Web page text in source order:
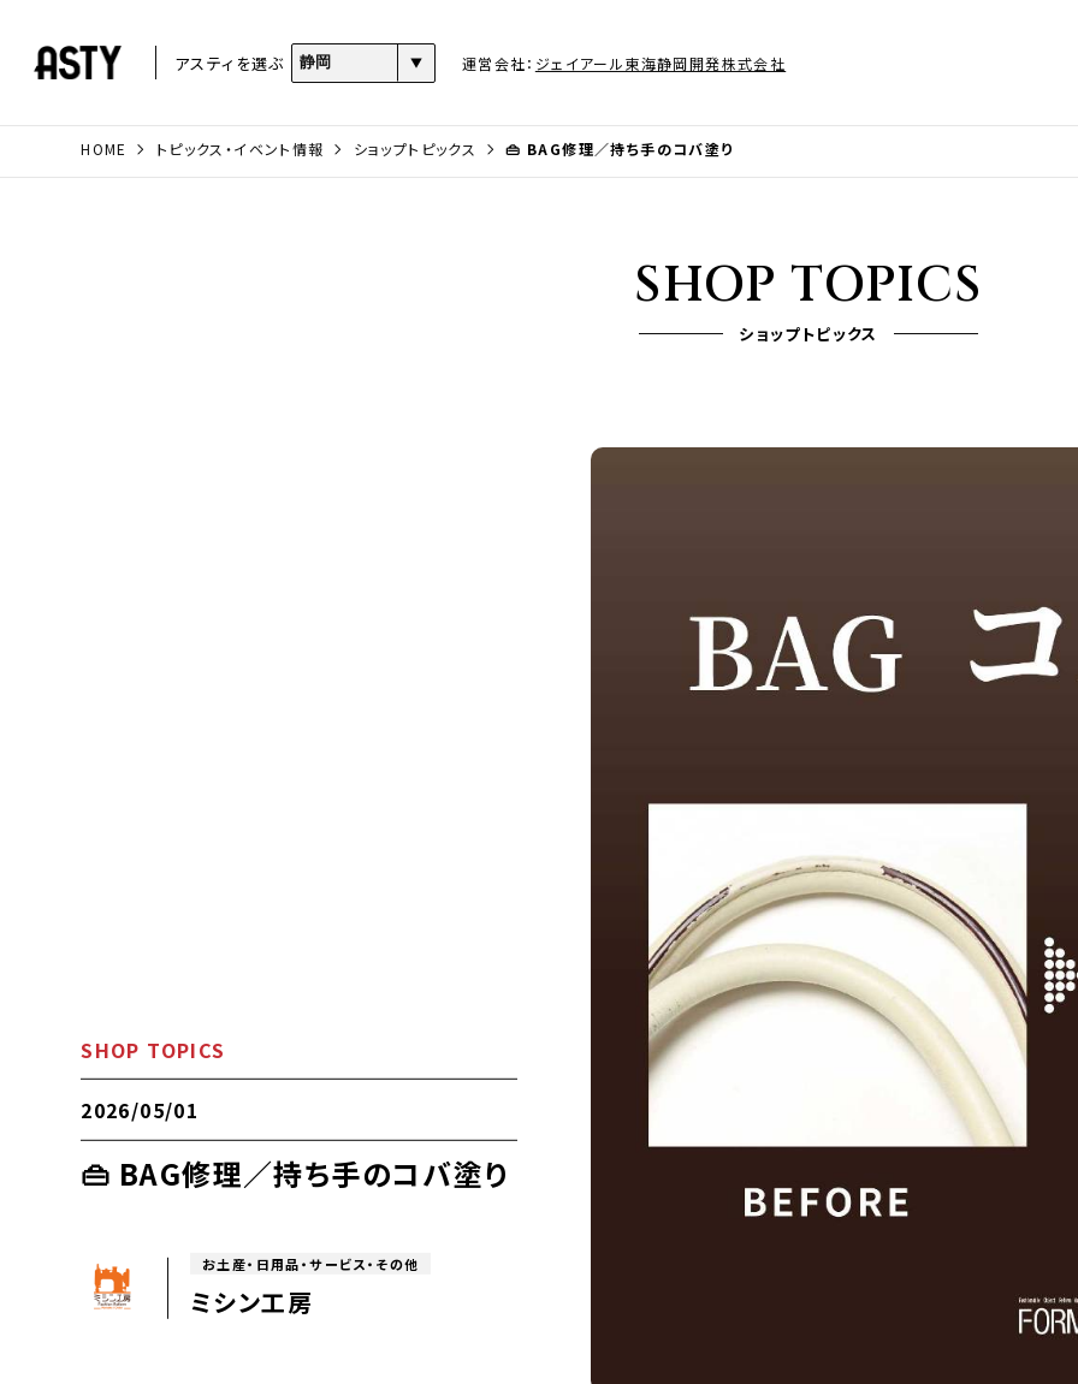
アスティを選ぶ 運営会社： ジェイアール東海静岡開発株式会社
HOME トピックス・イベント情報 ショップトピックス 👜 BAG修理／持ち手のコバ塗り
SHOP TOPICS
ショップトピックス
SHOP TOPICS
2026/05/01
👜 BAG修理／持ち手のコバ塗り
お土産・日用品・サービス・その他
ミシン工房